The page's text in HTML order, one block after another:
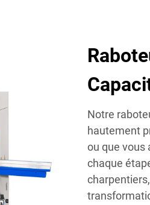
Notre
hautement
ou que vous
chaque